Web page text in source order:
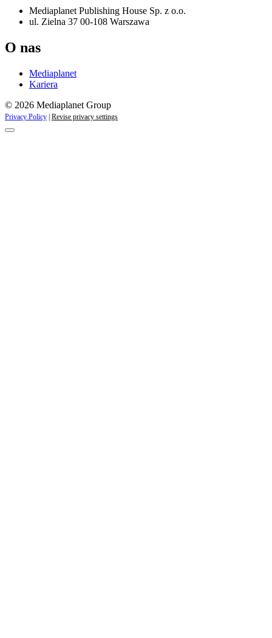
Mediaplanet Publishing House Sp. z o.o.
ul. Zielna 37 00-108 Warszawa
O nas
Mediaplanet
Kariera
© 2026 Mediaplanet Group
Privacy Policy Revise privacy settings